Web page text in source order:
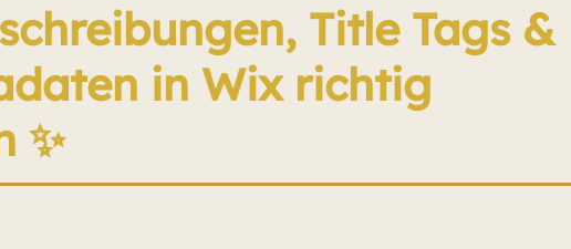
Title Tags &
in Wix richtig
✨